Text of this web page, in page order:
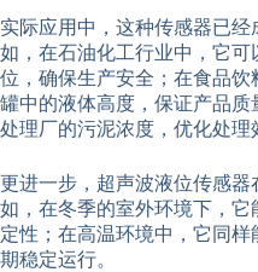
实际应用中，这种传感器已
如，在石油化工行业中，它
位，确保生产安全；在食品
罐中的液体高度，保证产品
处理厂的污泥浓度，优化处理
更进一步，超声波液位传感
如，在冬季的室外环境下，
定性；在高温环境中，它同
期稳定运行。